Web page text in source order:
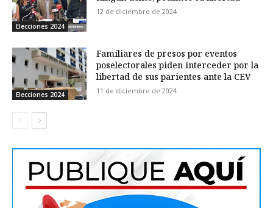
Elecciones 2024
12 de diciembre de 2024
Elecciones 2024
Familiares de presos por eventos
poselectorales piden interceder por la
libertad de sus parientes ante la CEV
11 de diciembre de 2024